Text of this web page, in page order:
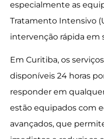
especialmente as
Tratamento Intensivo
intervenção rápida em
Em Curitiba, os
disponíveis 24 horas
responder em
estão equipados com
avançados, que